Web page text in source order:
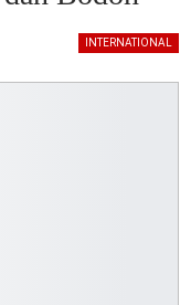
INTERNATIONAL